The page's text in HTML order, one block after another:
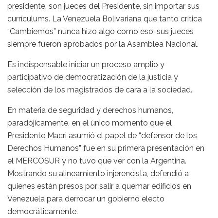
presidente, son jueces del Presidente, sin importar sus
currículums. La Venezuela Bolivariana que tanto critica
“Cambiemos” nunca hizo algo como eso, sus jueces
siempre fueron aprobados por la Asamblea Nacional.
Es indispensable iniciar un proceso amplio y
participativo de democratización de la justicia y
selección de los magistrados de cara a la sociedad.
En materia de seguridad y derechos humanos,
paradójicamente, en el único momento que el
Presidente Macri asumió el papel de “defensor de los
Derechos Humanos” fue en su primera presentación en
el MERCOSUR y no tuvo que ver con la Argentina.
Mostrando su alineamiento injerencista, defendió a
quienes están presos por salir a quemar edificios en
Venezuela para derrocar un gobierno electo
democráticamente.